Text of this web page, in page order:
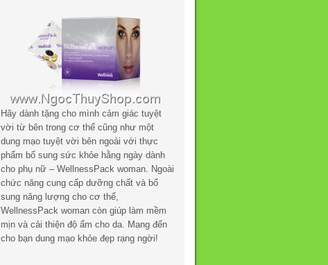
Hãy dành tặng cho mình cảm giác tuyệt
vời từ bên trong cơ thể cũng như một
dung mạo tuyệt vời bên ngoài với thực
phẩm bổ sung sức khỏe hằng ngày dành
cho phụ nữ – WellnessPack woman. Ngoài
chức năng cung cấp dưỡng chất và bổ
sung năng lượng cho cơ thể,
WellnessPack woman còn giúp làm mềm
mịn và cải thiện độ ẩm cho da. Mang đến
cho bạn dung mạo khỏe đẹp rạng ngời!